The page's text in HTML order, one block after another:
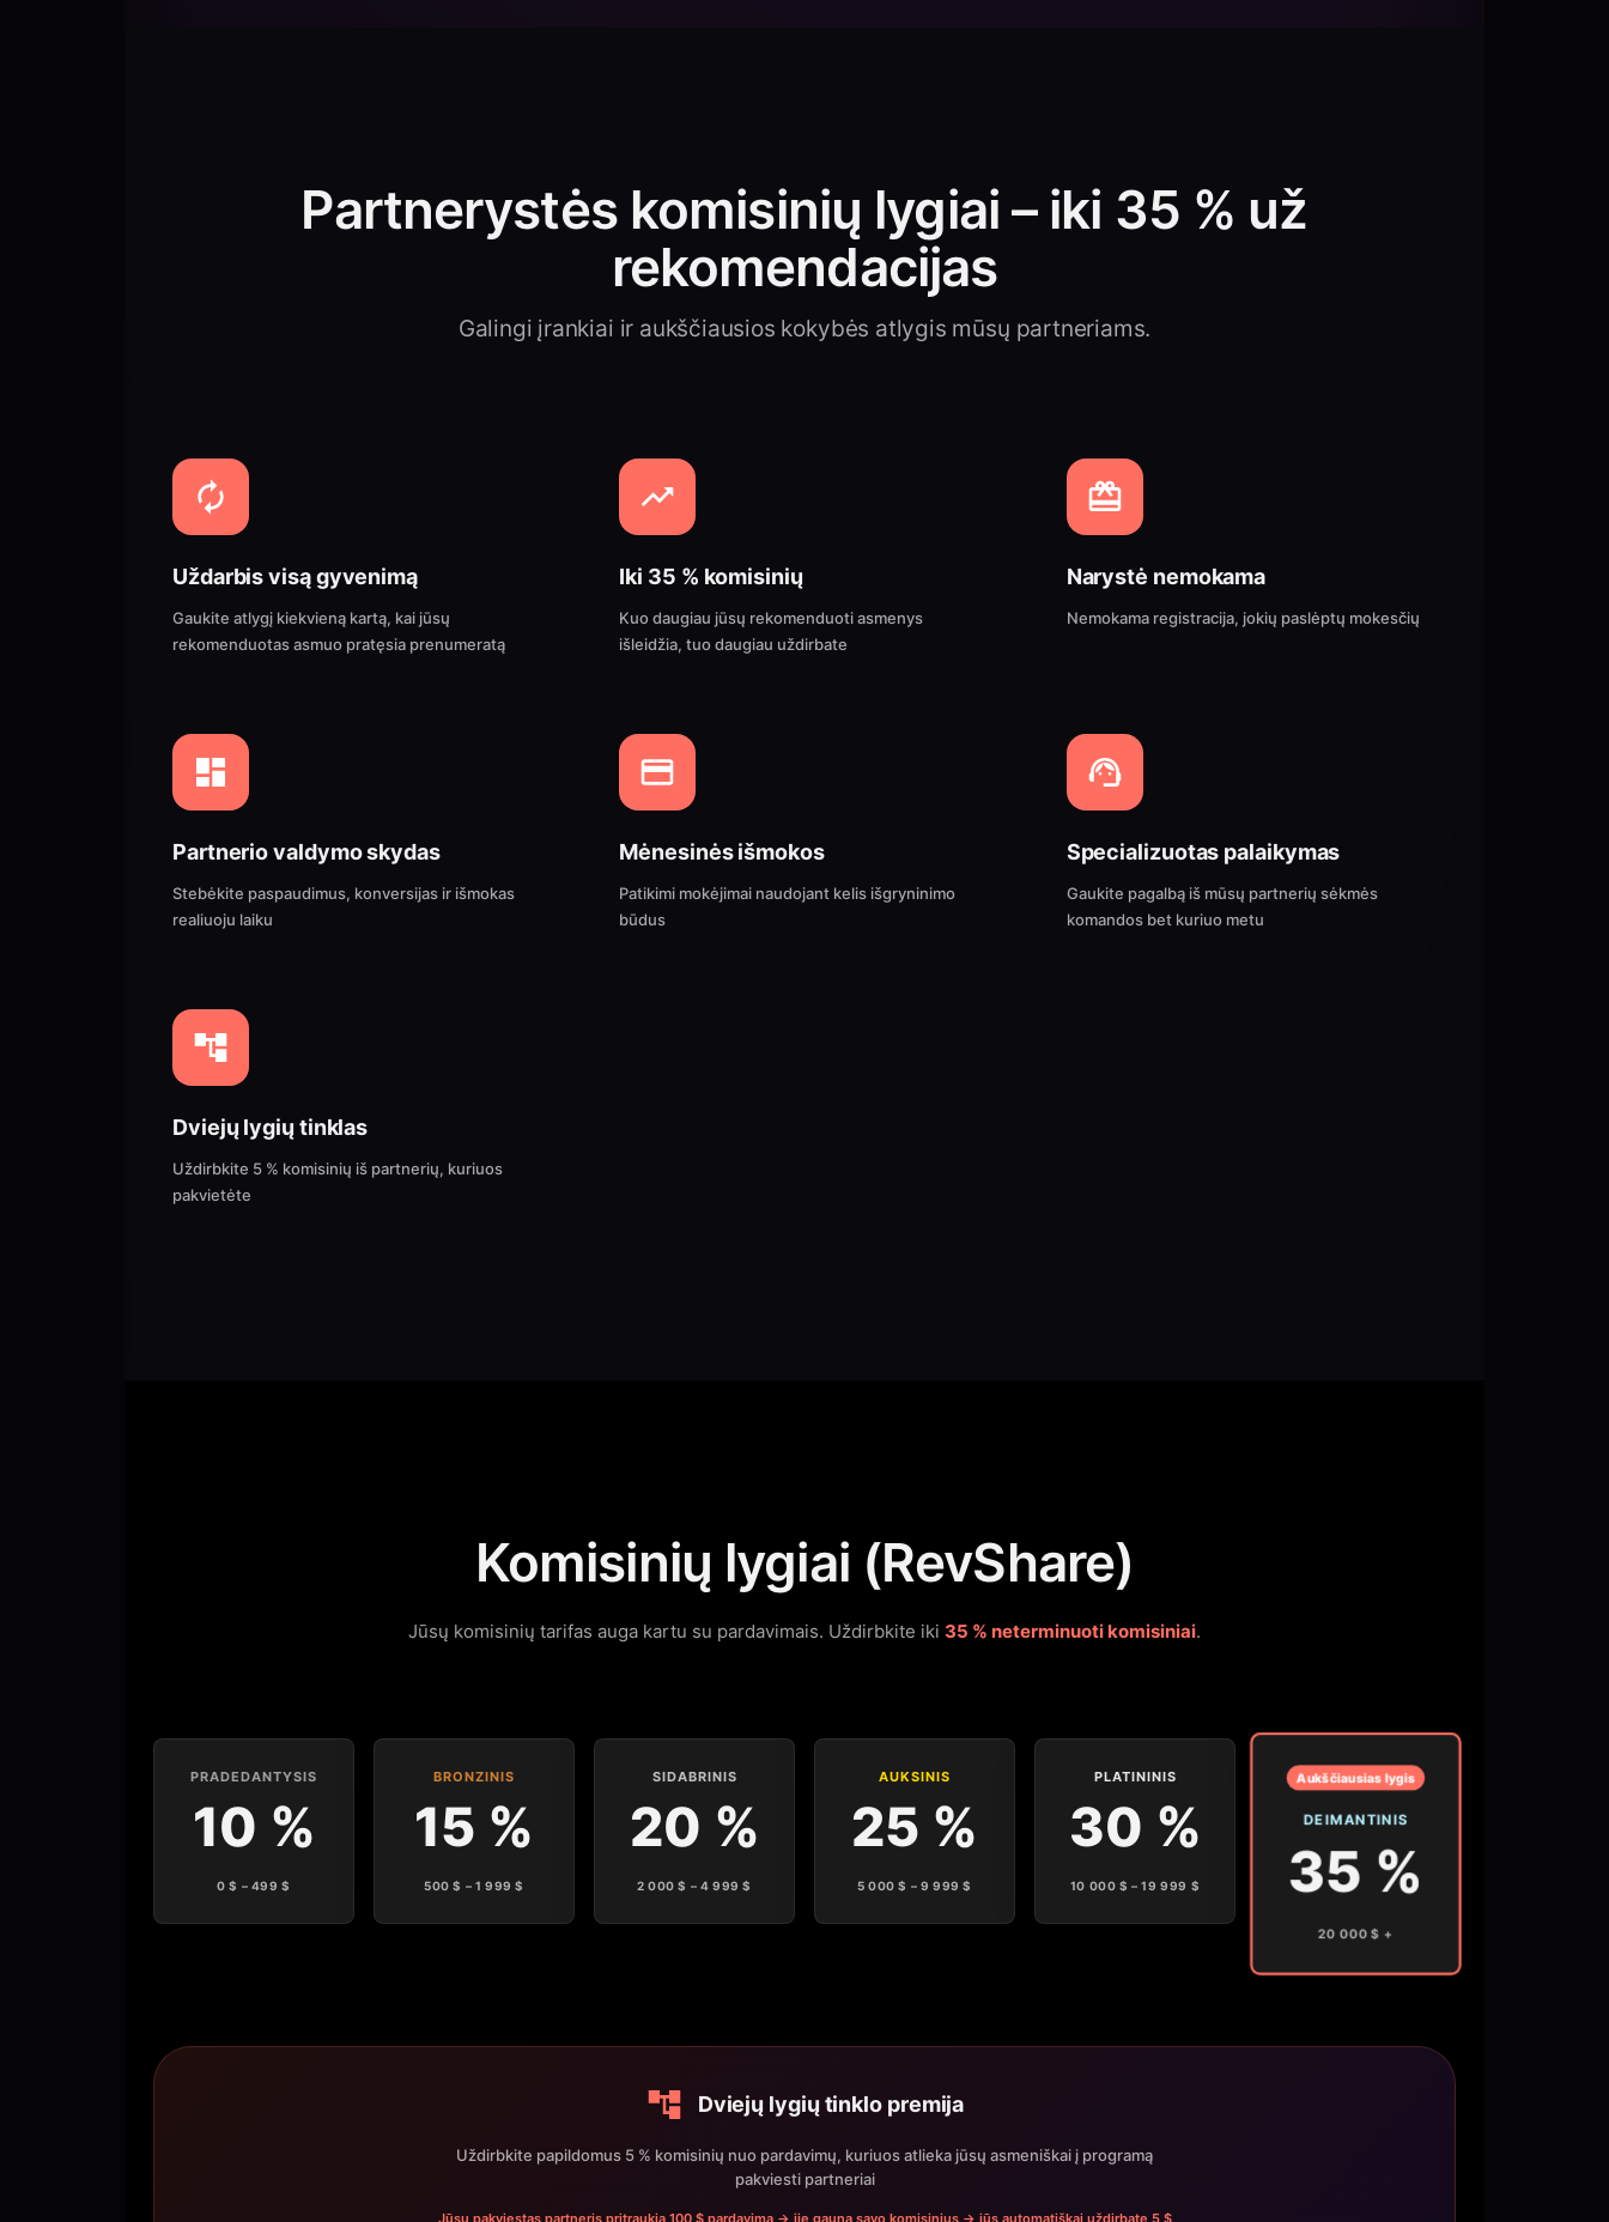
Partnerystės komisinių lygiai – iki 35 % už
rekomendacijas
Galingi įrankiai ir aukščiausios kokybės atlygis mūsų partneriams.
Uždarbis visą gyvenimą
Gaukite atlygį kiekvieną kartą, kai jūsų
rekomenduotas asmuo pratęsia prenumeratą
Iki 35 % komisinių
Kuo daugiau jūsų rekomenduoti asmenys
išleidžia, tuo daugiau uždirbate
Narystė nemokama
Nemokama registracija, jokių paslėptų mokesčių
Partnerio valdymo skydas
Stebėkite paspaudimus, konversijas ir išmokas
realiuoju laiku
Mėnesinės išmokos
Patikimi mokėjimai naudojant kelis išgryninimo
būdus
Specializuotas palaikymas
Gaukite pagalbą iš mūsų partnerių sėkmės
komandos bet kuriuo metu
Dviejų lygių tinklas
Uždirbkite 5 % komisinių iš partnerių, kuriuos
pakvietėte
Komisinių lygiai (RevShare)
Jūsų komisinių tarifas auga kartu su pardavimais. Uždirbkite iki 35 % neterminuoti komisiniai.
PRADEDANTYSIS
10 %
0 $ – 499 $
BRONZINIS
15 %
500 $ – 1 999 $
SIDABRINIS
20 %
2 000 $ – 4 999 $
AUKSINIS
25 %
5 000 $ – 9 999 $
PLATININIS
30 %
10 000 $ – 19 999 $
Aukščiausias lygis
DEIMANTINIS
35 %
20 000 $ +
Dviejų lygių tinklo premija
Uždirbkite papildomus 5 % komisinių nuo pardavimų, kuriuos atlieka jūsų asmeniškai į programą
pakviesti partneriai
Jūsų pakviestas partneris pritraukia 100 $ pardavimą → jie gauna savo komisinius → jūs automatiškai uždirbate 5 $